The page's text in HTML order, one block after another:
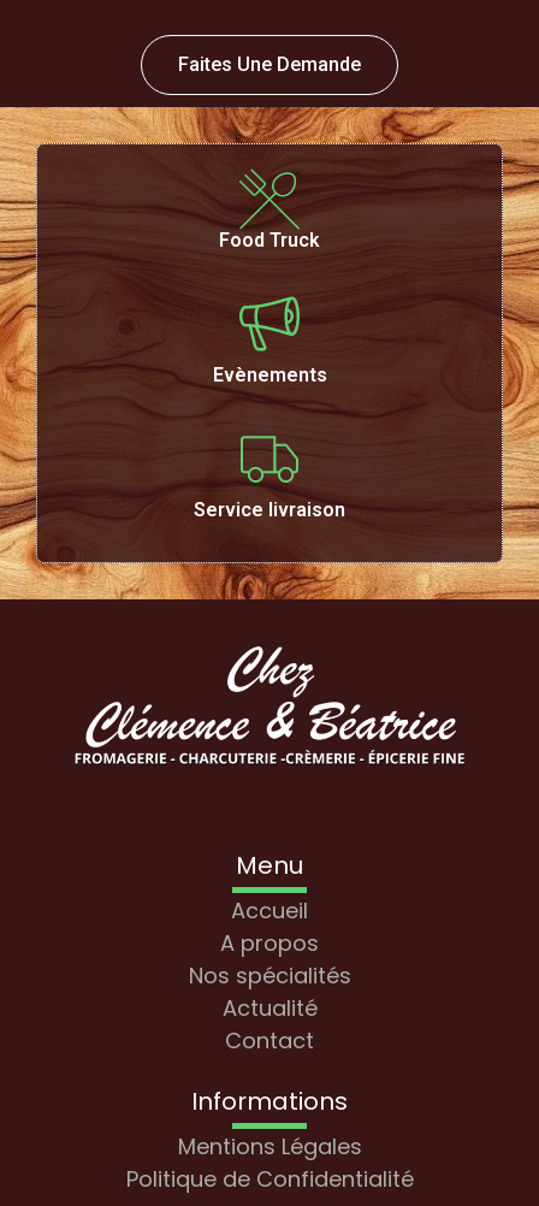
Faites Une Demande
Food Truck
Evènements
Service livraison
Menu
Accueil
A propos
Nos spécialités
Actualité
Contact
Informations
Mentions Légales
Politique de Confidentialité